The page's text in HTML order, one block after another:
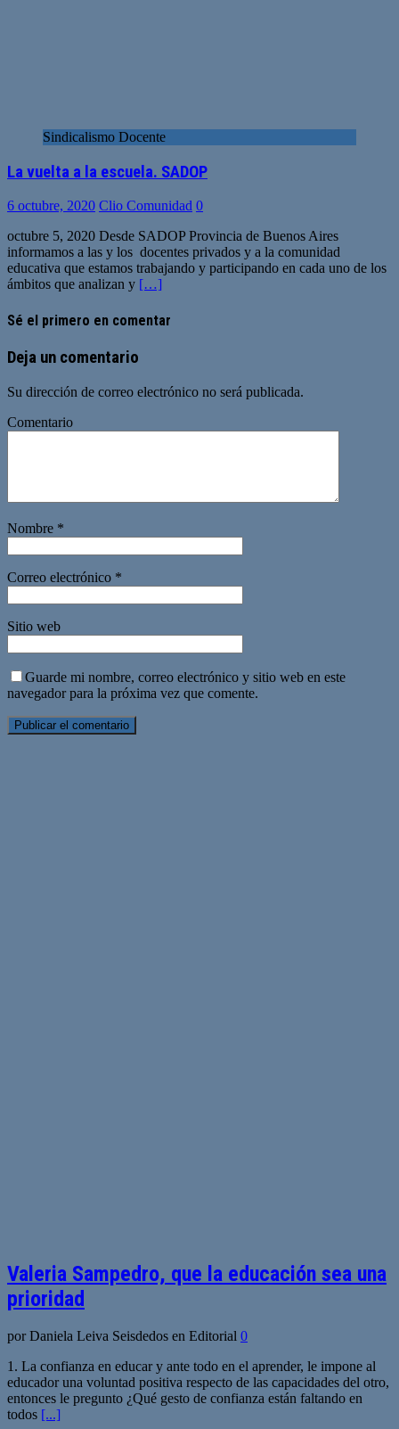
Sindicalismo Docente
La vuelta a la escuela. SADOP
6 octubre, 2020 Clio Comunidad 0
octubre 5, 2020 Desde SADOP Provincia de Buenos Aires
informamos a las y los docentes privados y a la comunidad
educativa que estamos trabajando y participando en cada uno de los
ámbitos que analizan y […]
Sé el primero en comentar
Deja un comentario
Su dirección de correo electrónico no será publicada.
Comentario
Nombre *
Correo electrónico *
Sitio web
Guarde mi nombre, correo electrónico y sitio web en este
navegador para la próxima vez que comente.
Valeria Sampedro, que la educación sea una
prioridad
por Daniela Leiva Seisdedos en Editorial 0
1. La confianza en educar y ante todo en el aprender, le impone al
educador una voluntad positiva respecto de las capacidades del otro,
entonces le pregunto ¿Qué gesto de confianza están faltando en
todos [...]